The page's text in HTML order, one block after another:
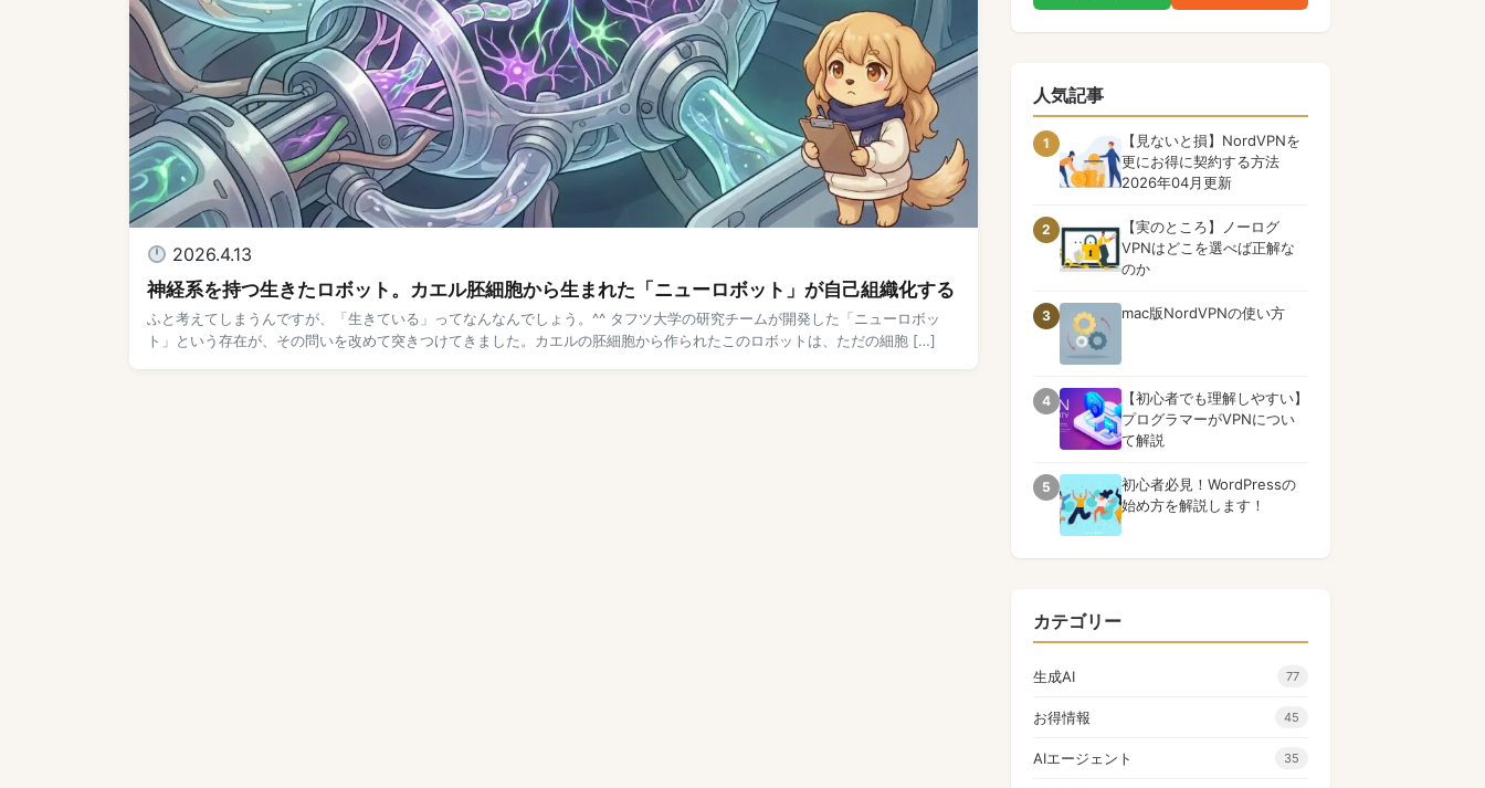
2026.4.13
神経系を持つ生きたロボット。カエル胚細胞から生まれた「ニューロボット」が自己組織化する
ふと考えてしまうんですが、「生きている」ってなんなんでしょう。^^ タフツ大学の研究チームが開発した「ニューロボッ
ト」という存在が、その問いを改めて突きつけてきました。カエルの胚細胞から作られたこのロボットは、ただの細胞 […]
人気記事
1
【見ないと損】NordVPNを
更にお得に契約する方法
2026年04月更新
2
【実のところ】ノーログ
VPNはどこを選べば正解な
のか
3 mac版NordVPNの使い方
4
【初心者でも理解しやすい】
プログラマーがVPNについ
て解説
5
初心者必見！WordPressの
始め方を解説します！
カテゴリー
生成AI 77
お得情報 45
AIエージェント 35